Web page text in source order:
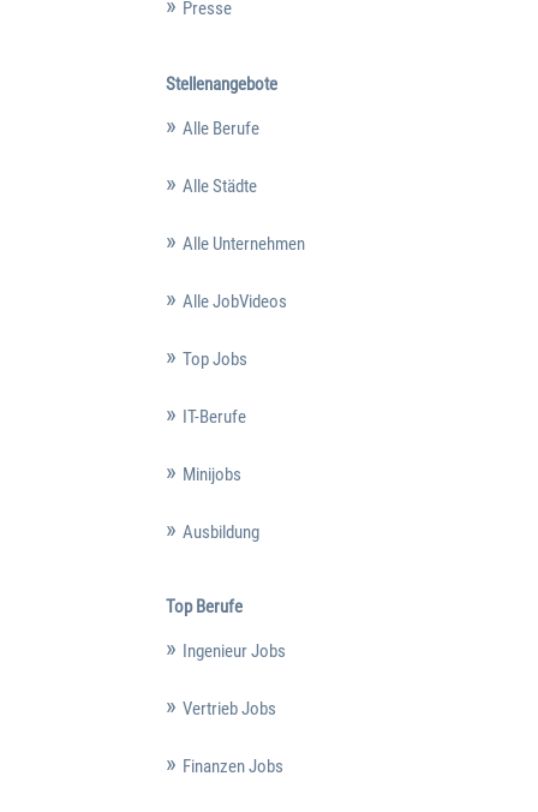
Presse
Stellenangebote
Alle Berufe
Alle Städte
Alle Unternehmen
Alle JobVideos
Top Jobs
IT-Berufe
Minijobs
Ausbildung
Top Berufe
Ingenieur Jobs
Vertrieb Jobs
Finanzen Jobs